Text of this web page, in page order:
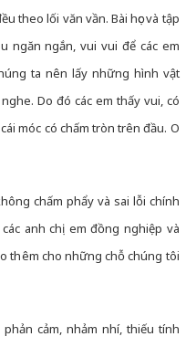
theo lối văn vần. Bài học và tập
ngăn ngắn, vui vui để các em
ta nên lấy những hình vật
Do đó các em thấy vui, có
móc có chấm tròn trên đầu. O
chấm phẩy và sai lỗi chính
anh chị em đồng nghiệp và
thêm cho những chỗ chúng tôi
cảm, nhảm nhí, thiếu tính